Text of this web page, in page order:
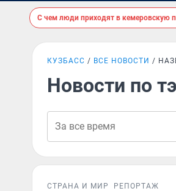
С чем люди приходят в кемеровскую
КУЗБАСС ВСЕ НОВОСТИ
Новости по
СТРАНА И МИР РЕПОРТАЖ